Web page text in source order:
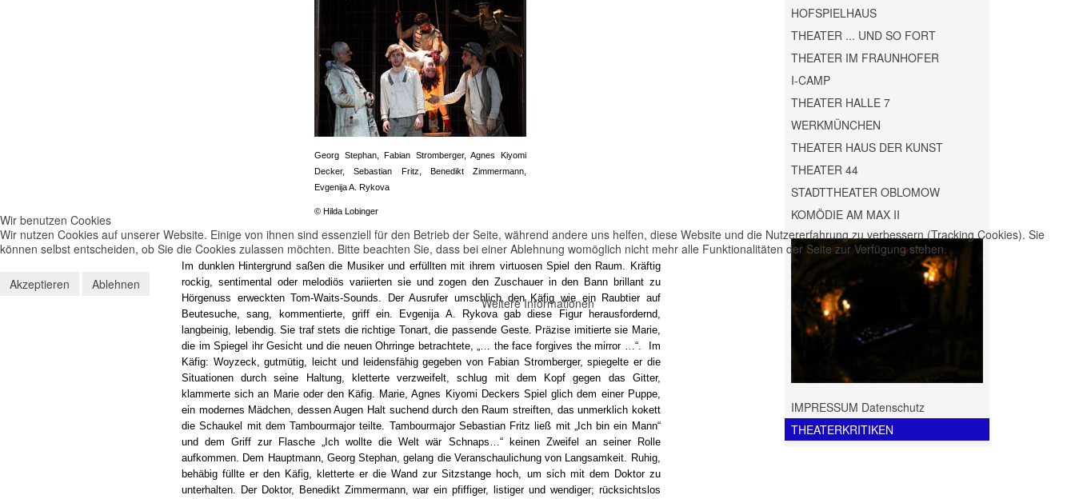
Georg Stephan, Fabian Stromberger, Agnes Kiyomi
Decker, Sebastian Fritz, Benedikt Zimmermann,
Evgenija A. Rykova
© Hilda Lobinger
Im dunklen Hintergrund saßen die Musiker und erfüllten mit ihrem virtuosen Spiel den Raum. Kräftig
rockig, sentimental oder melodiös variierten sie und zogen den Zuschauer in den Bann brillant zu
Hörgenuss erweckten Tom-Waits-Sounds. Der Ausrufer umschlich den Käfig wie ein Raubtier auf
Beutesuche, sang, kommentierte, griff ein. Evgenija A. Rykova gab diese Figur herausfordernd,
langbeinig, lebendig. Sie traf stets die richtige Tonart, die passende Geste. Präzise imitierte sie Marie,
die im Spiegel ihr Gesicht und die neuen Ohrringe betrachtete, „… the face forgives the mirror …“. Im
Käfig: Woyzeck, gutmütig, leicht und leidensfähig gegeben von Fabian Stromberger, spiegelte er die
Situationen durch seine Haltung, kletterte verzweifelt, schlug mit dem Kopf gegen das Gitter,
klammerte sich an Marie oder den Käfig. Marie, Agnes Kiyomi Deckers Spiel glich dem einer Puppe,
ein modernes Mädchen, dessen Augen Halt suchend durch den Raum streiften, das unmerklich kokett
die Schaukel mit dem Tambourmajor teilte. Tambourmajor Sebastian Fritz ließ mit „Ich bin ein Mann“
und dem Griff zur Flasche „Ich wollte die Welt wär Schnaps…“ keinen Zweifel an seiner Rolle
aufkommen. Dem Hauptmann, Georg Stephan, gelang die Veranschaulichung von Langsamkeit. Ruhig,
behäbig füllte er den Käfig, kletterte er die Wand zur Sitzstange hoch, um sich mit dem Doktor zu
unterhalten. Der Doktor, Benedikt Zimmermann, war ein pfiffiger, listiger und wendiger; rücksichtslos
HOFSPIELHAUS
THEATER ... UND SO FORT
THEATER IM FRAUNHOFER
I-CAMP
THEATER HALLE 7
WERKMÜNCHEN
THEATER HAUS DER KUNST
THEATER 44
STADTTHEATER OBLOMOW
KOMÖDIE AM MAX II
IMPRESSUM Datenschutz
THEATERKRITIKEN
Wir benutzen Cookies
Wir nutzen Cookies auf unserer Website. Einige von ihnen sind essenziell für den Betrieb der Seite, während andere uns helfen, diese Website und die Nutzererfahrung zu verbessern (Tracking Cookies). Sie
können selbst entscheiden, ob Sie die Cookies zulassen möchten. Bitte beachten Sie, dass bei einer Ablehnung womöglich nicht mehr alle Funktionalitäten der Seite zur Verfügung stehen.
Akzeptieren
Ablehnen
Weitere Informationen